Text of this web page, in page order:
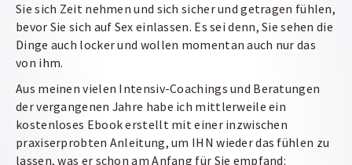
Sie sich Zeit nehmen und sich sicher und getragen fühlen,
bevor Sie sich auf Sex einlassen. Es sei denn, Sie sehen die
Dinge auch locker und wollen momentan auch nur das
von ihm.
Aus meinen vielen Intensiv-Coachings und Beratungen
der vergangenen Jahre habe ich mittlerweile ein
kostenloses Ebook erstellt mit einer inzwischen
praxiserprobten Anleitung, um IHN wieder das fühlen zu
lassen, was er schon am Anfang für Sie empfand: